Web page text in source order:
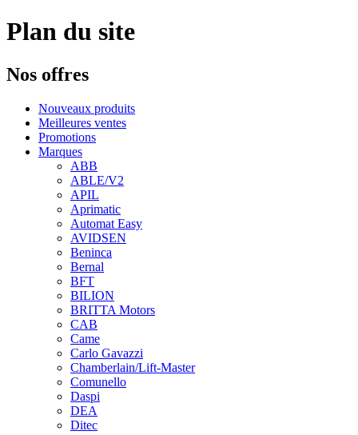
Plan du site
Nos offres
Nouveaux produits
Meilleures ventes
Promotions
Marques
ABB
ABLE/V2
APIL
Aprimatic
Automat Easy
AVIDSEN
Beninca
Bernal
BFT
BILION
BRITTA Motors
CAB
Came
Carlo Gavazzi
Chamberlain/Lift-Master
Comunello
Daspi
DEA
Ditec